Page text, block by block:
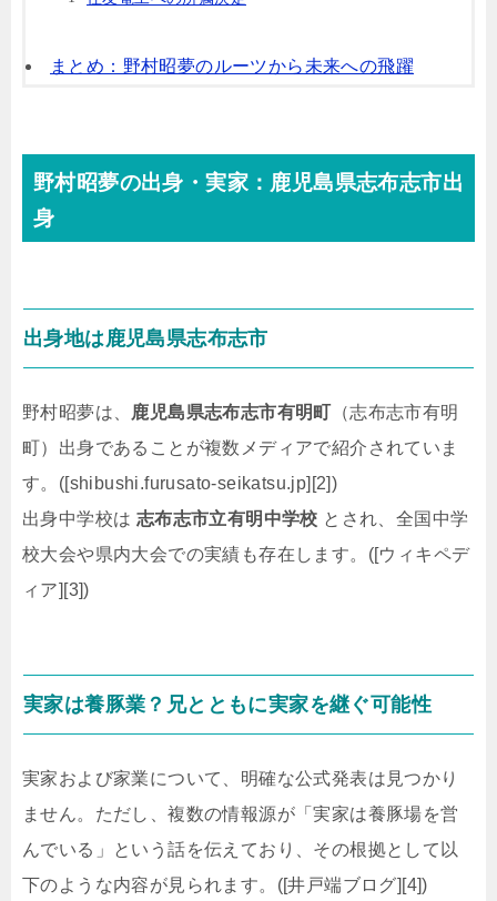
まとめ：野村昭夢のルーツから未来への飛躍
野村昭夢の出身・実家：鹿児島県志布志市出
身
出身地は鹿児島県志布志市
野村昭夢は、 鹿児島県志布志市有明町 （志布志市有明
町）出身であることが複数メディアで紹介されていま
す。([shibushi.furusato-seikatsu.jp][2])
出身中学校は 志布志市立有明中学校 とされ、全国中学
校大会や県内大会での実績も存在します。([ウィキペデ
ィア][3])
実家は養豚業？兄とともに実家を継ぐ可能性
実家および家業について、明確な公式発表は見つかり
ません。ただし、複数の情報源が「実家は養豚場を営
んでいる」という話を伝えており、その根拠として以
下のような内容が見られます。([井戸端ブログ][4])